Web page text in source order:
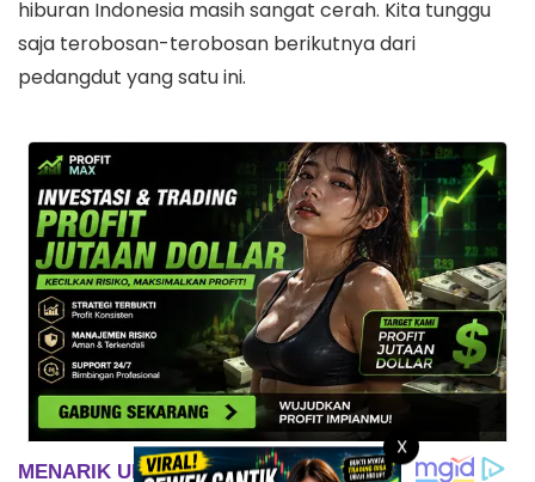
hiburan Indonesia masih sangat cerah. Kita tunggu
saja terobosan-terobosan berikutnya dari
pedangdut yang satu ini.
X